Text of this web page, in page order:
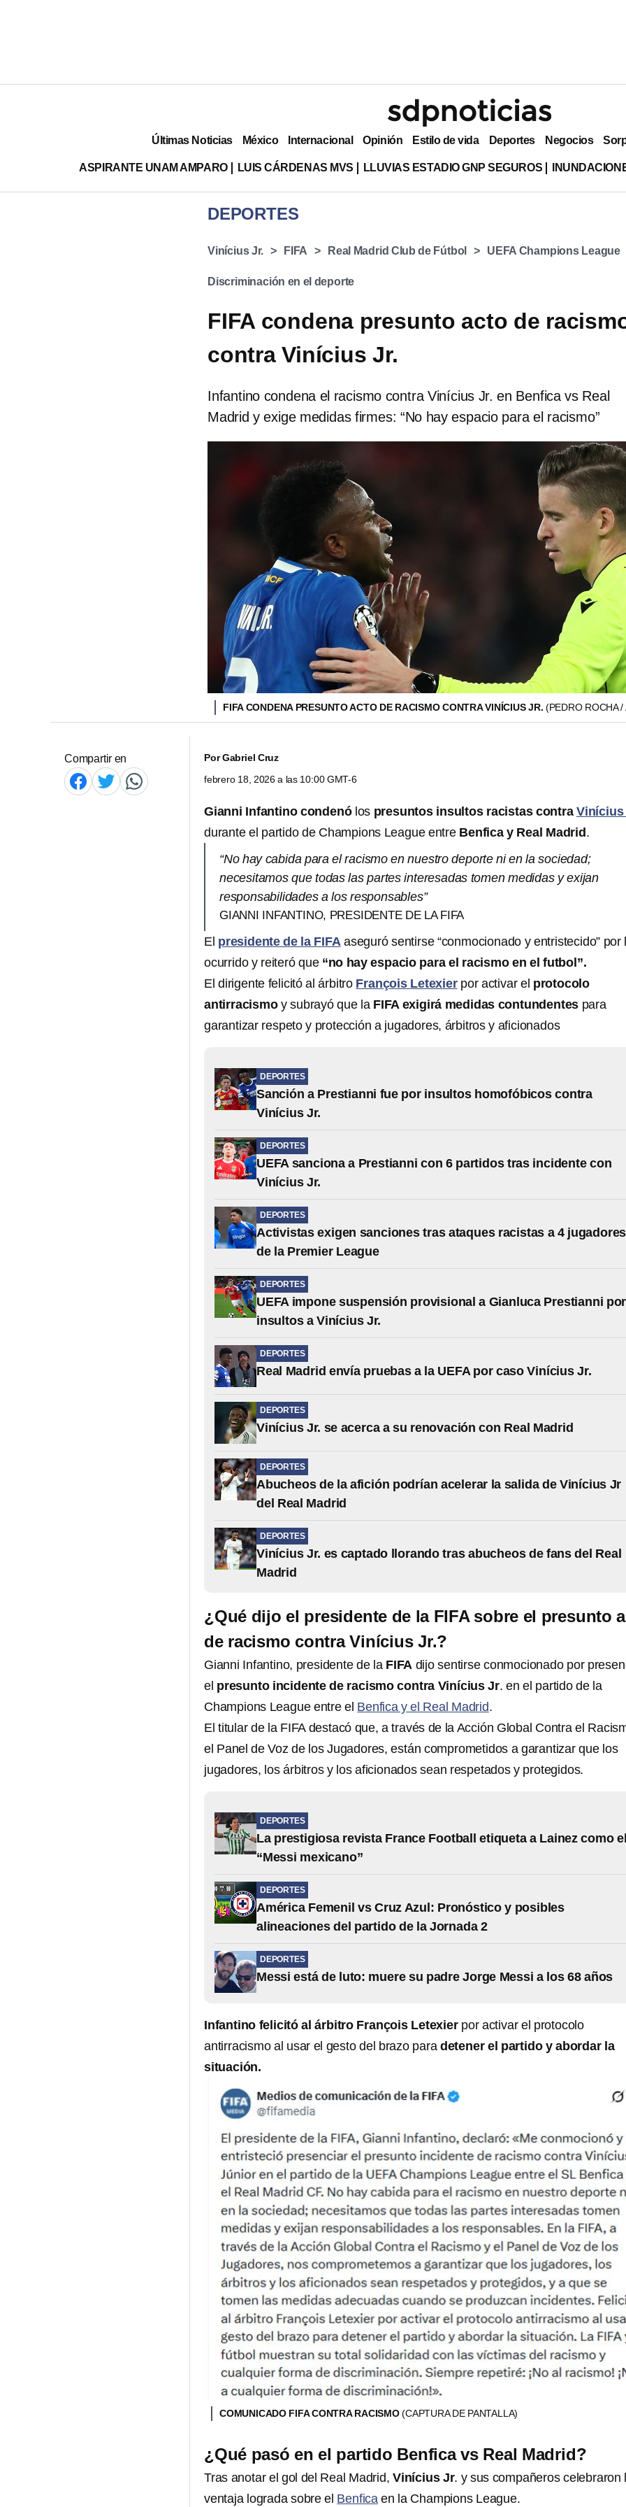
Últimas Noticias México Internacional Opinión Estilo de vida Deportes Negocios
ASPIRANTE UNAM AMPARO LUIS CÁRDENAS MVS LLUVIAS ESTADIO GNP SEGUROS
DEPORTES
Vinícius Jr. FIFA Real Madrid Club de Fútbol UEFA Champions League
Discriminación en el deporte
FIFA condena presunto acto de
contra Vinícius Jr.
Infantino condena el racismo contra Vinícius Jr. en Benfica vs Real
Madrid y exige medidas firmes: “No hay espacio para el racismo”
FIFA CONDENA PRESUNTO ACTO DE RACISMO CONTRA VINÍCIUS JR. (PEDRO ROCHA /
Compartir en PorGabriel Cruz
febrero 18, 2026 a las 10:00 GMT-6
Gianni Infantino condenólos presuntos insultos racistas contraVinícius
durante el partido de Champions League entre Benfica y Real Madrid .
“No hay cabida para el racismo en nuestro deporte ni en la sociedad;
necesitamos que todas las partes interesadas tomen medidas y exijan
responsabilidades a los responsables”
GIANNI INFANTINO, PRESIDENTE DE LA FIFA
El presidente de la FIFAaseguró sentirse “conmocionado y entristecido” por
ocurrido y reiteró que “no hay espacio para el racismo en el futbol”.
El dirigente felicitó al árbitro François Letexierpor activar el protocolo
antirracismoy subrayó que la FIFA exigirá medidas contundentes para
garantizar respeto y protección a jugadores, árbitros y aficionados
DEPORTES
Sanción a Prestianni fue por insultos homofóbicos contra
Vinícius Jr.
DEPORTES
UEFA sanciona a Prestianni con 6 partidos tras incidente con
Vinícius Jr.
DEPORTES
Activistas exigen sanciones tras ataques racistas a 4 jugadores
de la Premier League
DEPORTES
UEFA impone suspensión provisional a Gianluca Prestianni por
insultos a Vinícius Jr.
DEPORTES
Real Madrid envía pruebas a la UEFA por caso Vinícius Jr.
DEPORTES
Vinícius Jr. se acerca a su renovación con Real Madrid
DEPORTES
Abucheos de la afición podrían acelerar la salida de Vinícius Jr
del Real Madrid
DEPORTES
Vinícius Jr. es captado llorando tras abucheos de fans del Real
Madrid
¿Qué dijo el presidente de la FIFA sobre el presunto
de racismo contra Vinícius Jr.?
Gianni Infantino, presidente de la FIFA dijo sentirse conmocionado por
el presunto incidente de racismo contra Vinícius Jr. en el partido de la
Champions League entre el Benfica y el Real Madrid.
El titular de la FIFA destacó que, a través de la Acción Global Contra el
el Panel de Voz de los Jugadores, están comprometidos a garantizar que los
jugadores, los árbitros y los aficionados sean respetados y protegidos.
DEPORTES
La prestigiosa revista France Football etiqueta a Lainez como
“Messi mexicano”
DEPORTES
América Femenil vs Cruz Azul: Pronóstico y posibles
alineaciones del partido de la Jornada 2
DEPORTES
Messi está de luto: muere su padre Jorge Messi a los 68 años
Infantino felicitó al árbitro François Letexierpor activar el protocolo
antirracismo al usar el gesto del brazo para detener el partido y abordar la
situación.
COMUNICADO FIFA CONTRA RACISMO(CAPTURA DE PANTALLA)
¿Qué pasó en el partido Benfica vs Real Madrid?
Tras anotar el gol del Real Madrid, Vinícius Jr. y sus compañeros celebraron
ventaja lograda sobre el Benfica en la Champions League.